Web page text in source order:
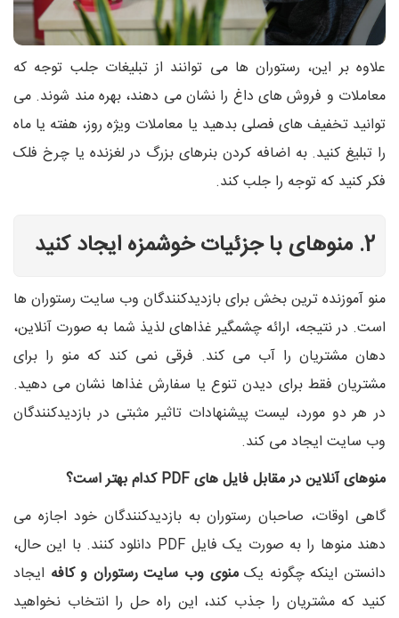
علاوه بر این، رستوران ها می توانند از تبلیغات جلب توجه که
معاملات و فروش های داغ را نشان می دهند، بهره مند شوند. می
توانید تخفیف های فصلی بدهید یا معاملات ویژه روز، هفته یا ماه
را تبلیغ کنید. به اضافه کردن بنرهای بزرگ در لغزنده یا چرخ فلک
فکر کنید که توجه را جلب کند.
2. منوهای با جزئیات خوشمزه ایجاد کنید
منو آموزنده ترین بخش برای بازدیدکنندگان وب سایت رستوران ها
است. در نتیجه، ارائه چشمگیر غذاهای لذیذ شما به صورت آنلاین،
دهان مشتریان را آب می کند. فرقی نمی کند که منو را برای
مشتریان فقط برای دیدن تنوع یا سفارش غذاها نشان می دهید.
در هر دو مورد، لیست پیشنهادات تاثیر مثبتی در بازدیدکنندگان
وب سایت ایجاد می کند.
منوهای آنلاین در مقابل فایل های PDF کدام بهتر است؟
گاهی اوقات، صاحبان رستوران به بازدیدکنندگان خود اجازه می
دهند منوها را به صورت یک فایل PDF دانلود کنند. با این حال،
دانستن اینکه چگونه یکمنوی وب سایت رستوران و کافه ایجاد
کنید که مشتریان را جذب کند، این راه حل را انتخاب نخواهید